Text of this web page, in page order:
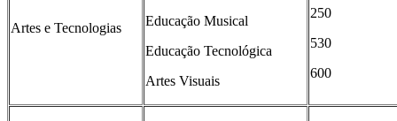
Artes e Tecnologias
Educação Musical
Educação Tecnológica
Artes Visuais
250
530
600